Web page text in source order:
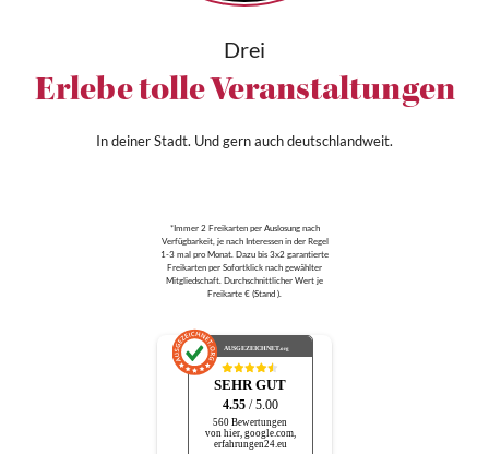
Drei
Erlebe tolle Veranstaltungen
In deiner Stadt. Und gern auch deutschlandweit.
*Immer 2 Freikarten per Auslosung nach
Verfügbarkeit, je nach Interessen in der Regel
1-3 mal pro Monat. Dazu bis 3x2 garantierte
Freikarten per Sofortklick nach gewählter
Mitgliedschaft. Durchschnittlicher Wert je
Freikarte € (Stand ).
AUSGEZEICHNET.org
SEHR GUT
4.55 / 5.00
560 Bewertungen
von hier, google.com,
erfahrungen24.eu